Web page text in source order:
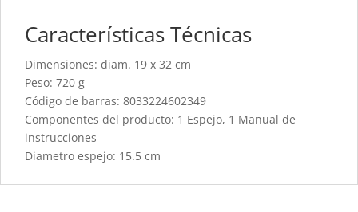
Características Técnicas
Dimensiones: diam. 19 x 32 cm
Peso: 720 g
Código de barras: 8033224602349
Componentes del producto: 1 Espejo, 1 Manual de
instrucciones
Diametro espejo: 15.5 cm